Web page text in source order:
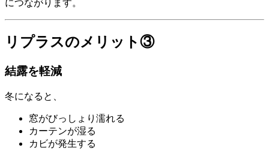
につながります。
リプラスのメリット③
結露を軽減
冬になると、
窓がびっしょり濡れる
カーテンが湿る
カビが発生する